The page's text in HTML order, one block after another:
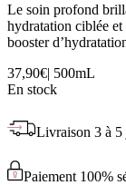
Le soin profond
hydratation ciblée
booster
37,90€| 500mL
En stock
Livraison 3 à 5
Paiement 100%